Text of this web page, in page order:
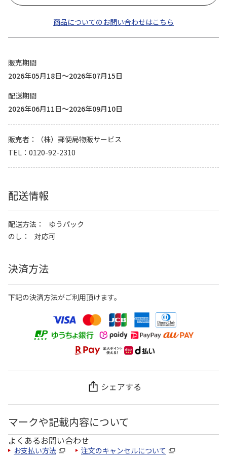
商品についてのお問い合わせはこちら
販売期間
2026年05月18日～2026年07月15日
配送期間
2026年06月11日～2026年09月10日
販売者
（株）郵便局物販サービス
TEL
0120-92-2310
配送情報
配送方法
ゆうパック
のし
対応可
決済方法
下記の決済方法がご利用頂けます。
シェアする
マークや記載内容について
よくあるお問い合わせ
お支払い方法 注文のキャンセルについて